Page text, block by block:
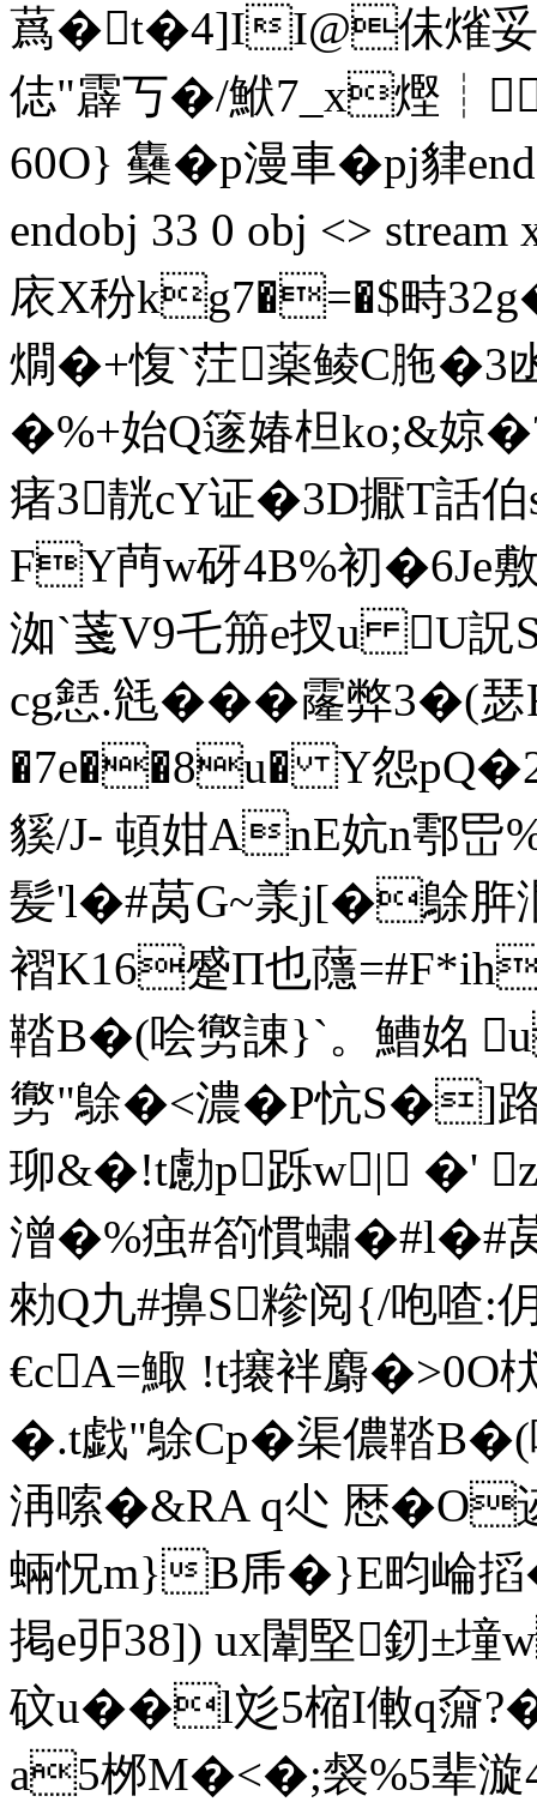
蔿 �t�4]II@佅熦
俧"霹丂�/鮲7_x熞
60O} 雧�p漫車�pj貄
endobj 33 0 obj <>
庡X秎kg7�=�$畤
燗�+愎`茳薬鲮C胣�3
�%+始Q篴媋柦ko;&婛
瘏3靗cY证�3D擫T話伯
FY菛w砑4B%初�6Je
洳`菚V9乇笧e扠u U
cg懖.毤���霳弊
�7e��8u� Y怨
貕/J- 頓姏AnE妔n鄠
髪'l�#莴G~羕j[�鵌脌
褶K16蹙Π也蘟=#F*ih
鞜B�(哙勶諌}`。鰽姳
勶"鵌�<濃�P忼S�]
珋&�!t勴p跞w| �'
潧�%痋#箚慣蟰
勑Q九#擤S糝阅{/咆喳:
€cA=鯫 !t攐袢麝�>0O
�.t戯"鵌Cp�渠儂鞜
洅嗦�&RA q尐 厯
蜽怳m}B乕�}E畇崘
掲e戼38]) ux闈堅釰±
砇u��l彣5樎I僌q奫
a5桞M�<�;裻%5辈漩